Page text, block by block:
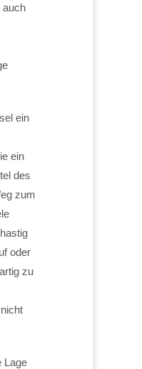
auch
ein
ein
des
zum
oder
zu
Lage